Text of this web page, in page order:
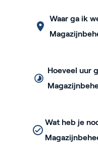
Waar ga ik
Hoeveel uur
Wat heb je